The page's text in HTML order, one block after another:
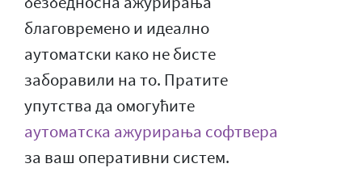
благовремено и идеално
аутоматски како не бисте
заборавили на то. Пратите
упутства да омогућите
аутоматска ажурирања софтвера
за ваш оперативни систем.